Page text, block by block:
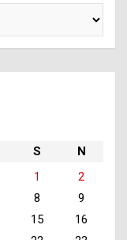
S
N
1
2
8
9
15
16